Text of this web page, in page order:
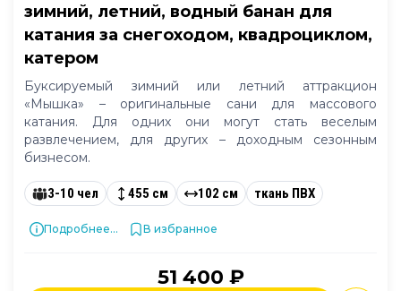
зимний, летний, водный банан для
катания за снегоходом, квадроциклом,
катером
Буксируемый зимний или летний аттракцион
«Мышка» – оригинальные сани для массового
катания. Для одних они могут стать веселым
развлечением, для других – доходным сезонным
бизнесом.
3-10 чел 455 см 102 см ткань ПВХ
Подробнее... В избранное
51 400 ₽